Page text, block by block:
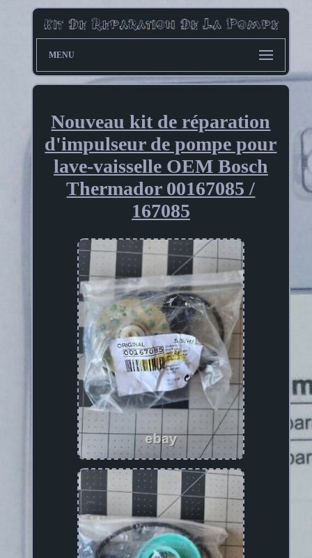
MENU
Nouveau kit de réparation
d'impulseur de pompe pour
lave-vaisselle OEM Bosch
Thermador 00167085 /
167085